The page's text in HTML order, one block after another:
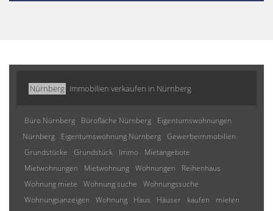
Nürnberg Immobilien verkaufen in Nürnberg
Büro Nürnberg Bürofläche Nürnberg
Eigentumswohnungen
Nürnberg
Eigentumswohnung Nürnberg Gewerbeimmobilien
Grundstücke
Grundstück Immo
Mietangebote
Mietwohnungen
Mietwohnung Wohnungen
Reihenhaus
Wohnung miete
Wohnung suche
Wohnungssuche
Wohnungsanzeigen
Wohnung Haus Häuser kaufen
mieten